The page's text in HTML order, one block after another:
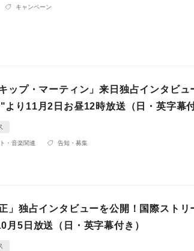
キャンペーン
ップ・マーティン」来日独占インタビュ
り11月2日お昼12時放送（日・英字幕付
・音楽関連 告知・募集
」独占インタビューを公開！国際ストリ
5日放送（日・英字幕付き）